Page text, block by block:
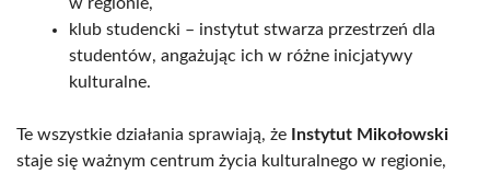
klub studencki – instytut stwarza przestrzeń dla
studentów, angażując ich w różne inicjatywy
kulturalne.
Te wszystkie działania sprawiają, że
Instytut Mikołowski
staje się ważnym centrum życia kulturalnego w regionie,